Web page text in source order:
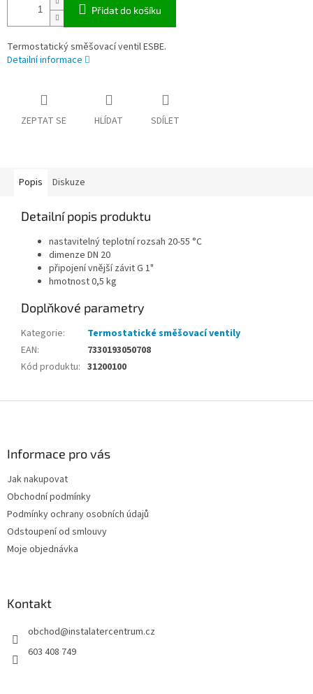
Přidat do košíku
Termostatický směšovací ventil ESBE.
Detailní informace
ZEPTAT SE HLÍDAT SDÍLET
Popis Diskuze
Detailní popis produktu
nastavitelný teplotní rozsah 20-55 °C
dimenze DN 20
připojení vnější závit G 1"
hmotnost 0,5 kg
Doplňkové parametry
Kategorie:
Termostatické směšovací ventily
EAN:
7330193050708
Kód produktu: 31200100
Informace pro vás
Jak nakupovat
Obchodní podmínky
Podmínky ochrany osobních údajů
Odstoupení od smlouvy
Moje objednávka
Kontakt
obchod@instalatercentrum.cz
603 408 749